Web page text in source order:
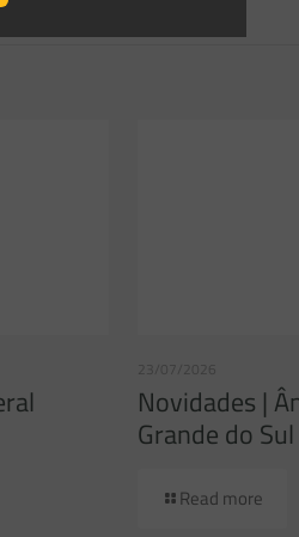
23/07/2026
Novidades |
Grande do Sul
Read more